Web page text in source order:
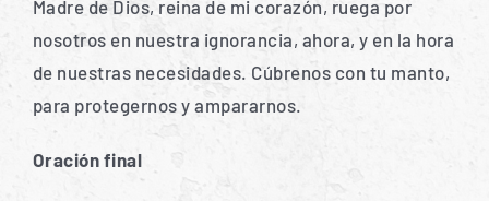
Madre de Dios, reina de mi corazón, ruega por
nosotros en nuestra ignorancia, ahora, y en la hora
de nuestras necesidades. Cúbrenos con tu manto,
para protegernos y ampararnos.
Oración final